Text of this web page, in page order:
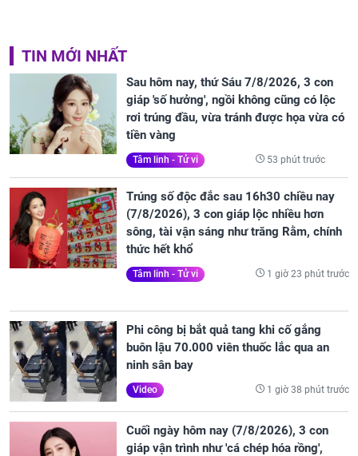
TIN MỚI NHẤT
Sau hôm nay, thứ Sáu 7/8/2026, 3 con
giáp 'số hưởng', ngồi không cũng có lộc
rơi trúng đầu, vừa tránh được họa vừa có
tiền vàng
Tâm linh - Tử vi 53 phút trước
Trúng số độc đắc sau 16h30 chiều nay
(7/8/2026), 3 con giáp lộc nhiều hơn
sông, tài vận sáng như trăng Rằm, chính
thức hết khổ
Tâm linh - Tử vi 1 giờ 23 phút trước
Phi công bị bắt quả tang khi cố gắng
buôn lậu 70.000 viên thuốc lắc qua an
ninh sân bay
Video 1 giờ 38 phút trước
Cuối ngày hôm nay (7/8/2026), 3 con
giáp vận trình như 'cá chép hóa rồng',